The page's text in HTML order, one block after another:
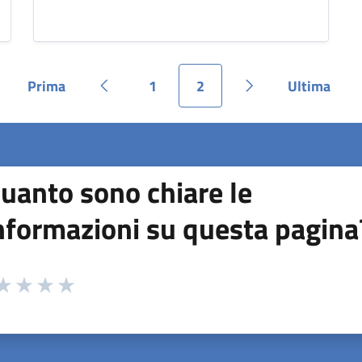
Pagina
Prima
Pagina precedente
Pagina
1
Pagina
2
Pagina Pagina
Ultima
sono chiare le
su questa
da 1 a 5 stelle la pagina